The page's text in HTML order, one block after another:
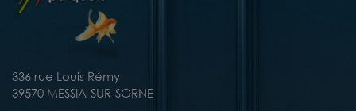
336 rue Louis Rémy
39570 MESSIA-SUR-SORNE